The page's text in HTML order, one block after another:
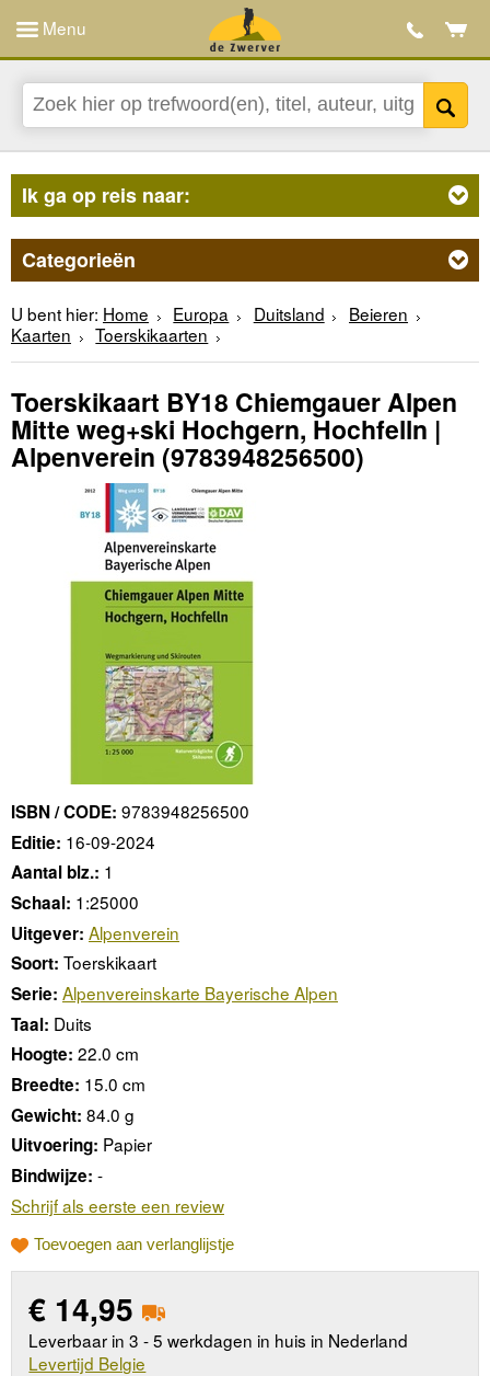
Menu
Ik ga op reis naar:
Categorieën
U bent hier: Home Europa Duitsland
Beieren
Kaarten
Toerskikaarten
Toerskikaart BY18 Chiemgauer Alpen
Mitte weg+ski Hochgern, Hochfelln |
Alpenverein (9783948256500)
ISBN / CODE: 9783948256500
Editie: 16-09-2024
Aantal blz.: 1
Schaal: 1:25000
Uitgever: Alpenverein
Soort: Toerskikaart
Serie: Alpenvereinskarte Bayerische Alpen
Taal: Duits
Hoogte: 22.0 cm
Breedte: 15.0 cm
Gewicht: 84.0 g
Uitvoering: Papier
Bindwijze: -
Schrijf als eerste een review
Toevoegen aan verlanglijstje
€ 14,95
Leverbaar in 3 - 5 werkdagen in huis in Nederland
Levertijd Belgie